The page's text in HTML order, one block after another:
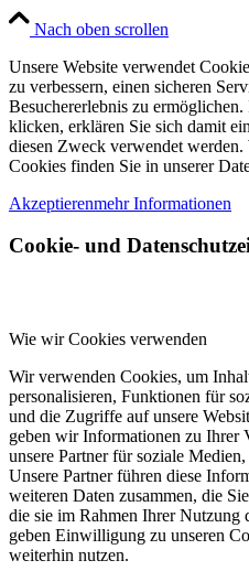
Nach oben scrollen
Unsere Website verwendet
zu verbessern, einen sicheren
Besuchererlebnis zu
klicken, erklären Sie sich damit
diesen Zweck verwendet
Cookies finden Sie in unserer
Akzeptierenmehr Informationen
Cookie- und
Wie wir Cookies verwenden
Wir verwenden Cookies, um
personalisieren, Funktionen für
und die Zugriffe auf unsere
geben wir Informationen zu Ihrer
unsere Partner für soziale
Unsere Partner führen diese
weiteren Daten zusammen, die
die sie im Rahmen Ihrer Nutzung
geben Einwilligung zu unseren
weiterhin nutzen.